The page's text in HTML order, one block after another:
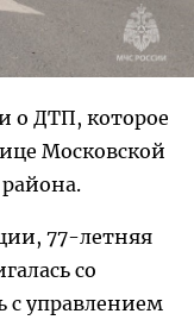
о ДТП, которое
Московской
77-летняя
со
с управлением